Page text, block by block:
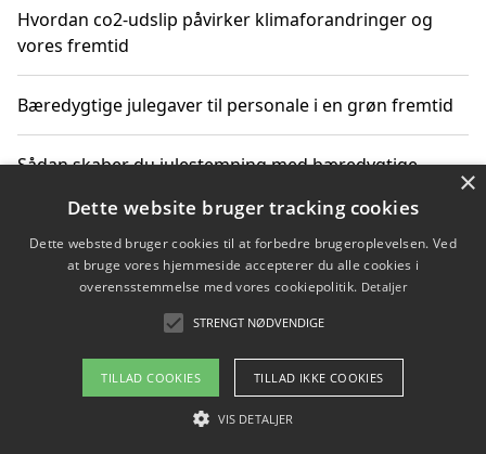
Hvordan co2-udslip påvirker klimaforandringer og
vores fremtid
Bæredygtige julegaver til personale i en grøn fremtid
Sådan skaber du julestemning med bæredygtige
Sådan skaber du et bæredygtigt hjem med familien i
Copyright 2026 - Pilanto Aps
Om / kontakt
×
Dette website bruger tracking cookies
Dette websted bruger cookies til at forbedre brugeroplevelsen. Ved
at bruge vores hjemmeside accepterer du alle cookies i
overensstemmelse med vores cookiepolitik. Detaljer
STRENGT NØDVENDIGE
TILLAD COOKIES TILLAD IKKE COOKIES
VIS DETALJER